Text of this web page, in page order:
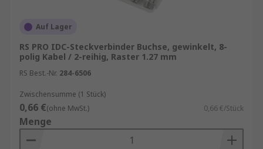
Auf Lager
RS PRO IDC-Steckverbinder Buchse, gewinkelt, 8-
polig Kabel / 2-reihig, Raster 1.27 mm
RS Best.-Nr. 284-6506
Zwischensumme (1 Stück)
0,66 €(ohne MwSt.) 0,66 €/Stück
Menge